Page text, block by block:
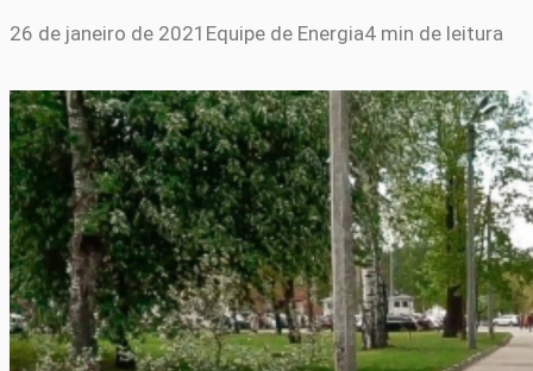
26 de janeiro de 2021 Equipe de Energia4 min de leitura